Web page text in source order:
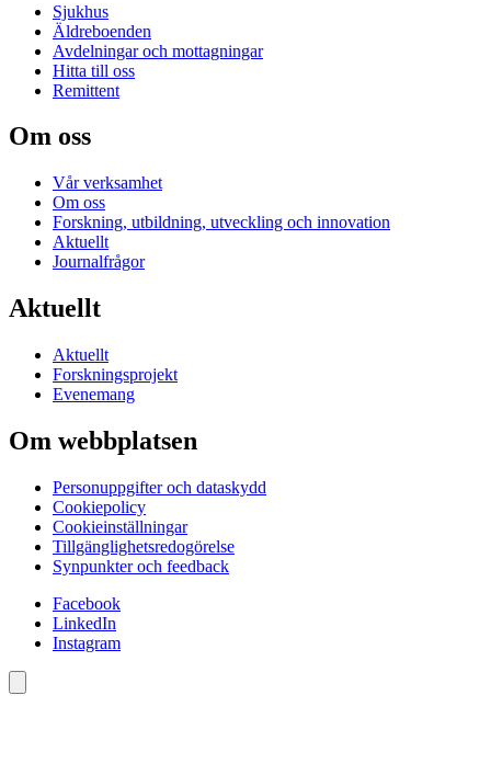
Sjukhus
Äldreboenden
Avdelningar och mottagningar
Hitta till oss
Remittent
Om oss
Vår verksamhet
Om oss
Forskning, utbildning, utveckling och innovation
Aktuellt
Journalfrågor
Aktuellt
Aktuellt
Forskningsprojekt
Evenemang
Om webbplatsen
Personuppgifter och dataskydd
Cookiepolicy
Cookieinställningar
Tillgänglighetsredogörelse
Synpunkter och feedback
Facebook
LinkedIn
Instagram